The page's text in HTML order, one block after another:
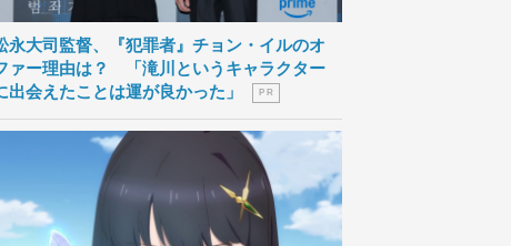
永大司監督、『犯罪者』チョン・イルのオ
ァー理由は？ 「滝川というキャラクター
出会えたことは運が良かった」
P R